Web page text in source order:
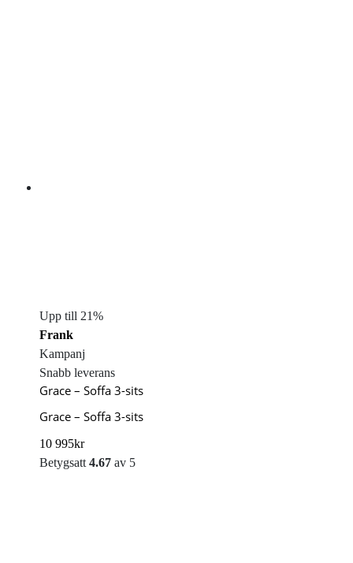
Upp till 21%
Frank
Kampanj
Snabb leverans
Grace – Soffa 3-sits
Grace – Soffa 3-sits
10 995kr
Betygsatt 4.67 av 5